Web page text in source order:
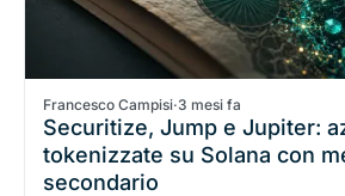
Francesco Campisi·3 mesi fa
Securitize, Jump e Jupiter:
tokenizzate su Solana con
secondario